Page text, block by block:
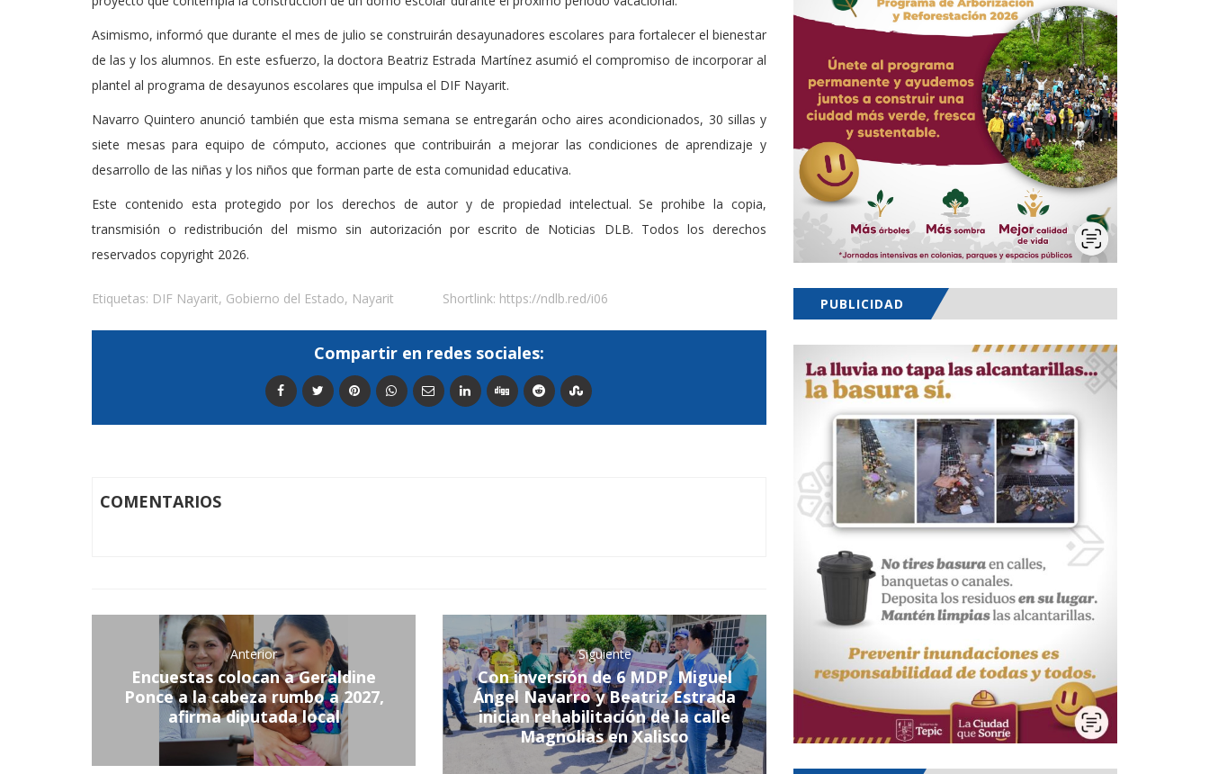
Asimismo, informó que durante el mes de julio se construirán desayunadores escolares para fortalecer el bienestar
de las y los alumnos. En este esfuerzo, la doctora Beatriz Estrada Martínez asumió el compromiso de incorporar al
plantel al programa de desayunos escolares que impulsa el DIF Nayarit.
Navarro Quintero anunció también que esta misma semana se entregarán ocho aires acondicionados, 30 sillas y
siete mesas para equipo de cómputo, acciones que contribuirán a mejorar las condiciones de aprendizaje y
desarrollo de las niñas y los niños que forman parte de esta comunidad educativa.
Este contenido esta protegido por los derechos de autor y de propiedad intelectual. Se prohibe la copia,
transmisión o redistribución del mismo sin autorización por escrito de Noticias DLB. Todos los derechos
reservados copyright 2026.
Etiquetas: DIF Nayarit, Gobierno del Estado, Nayarit Shortlink: https://ndlb.red/i06
Compartir en redes sociales:
COMENTARIOS
Anterior
Encuestas colocan a Geraldine
Ponce a la cabeza rumbo a 2027,
afirma diputada local
Siguiente
Con inversión de 6 MDP, Miguel
Ángel Navarro y Beatriz Estrada
inician rehabilitación de la calle
Magnolias en Xalisco
PUBLICIDAD